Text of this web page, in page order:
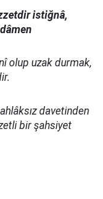
istiğnâ,
olup uzak durmak,
davetinden
bir şahsiyet